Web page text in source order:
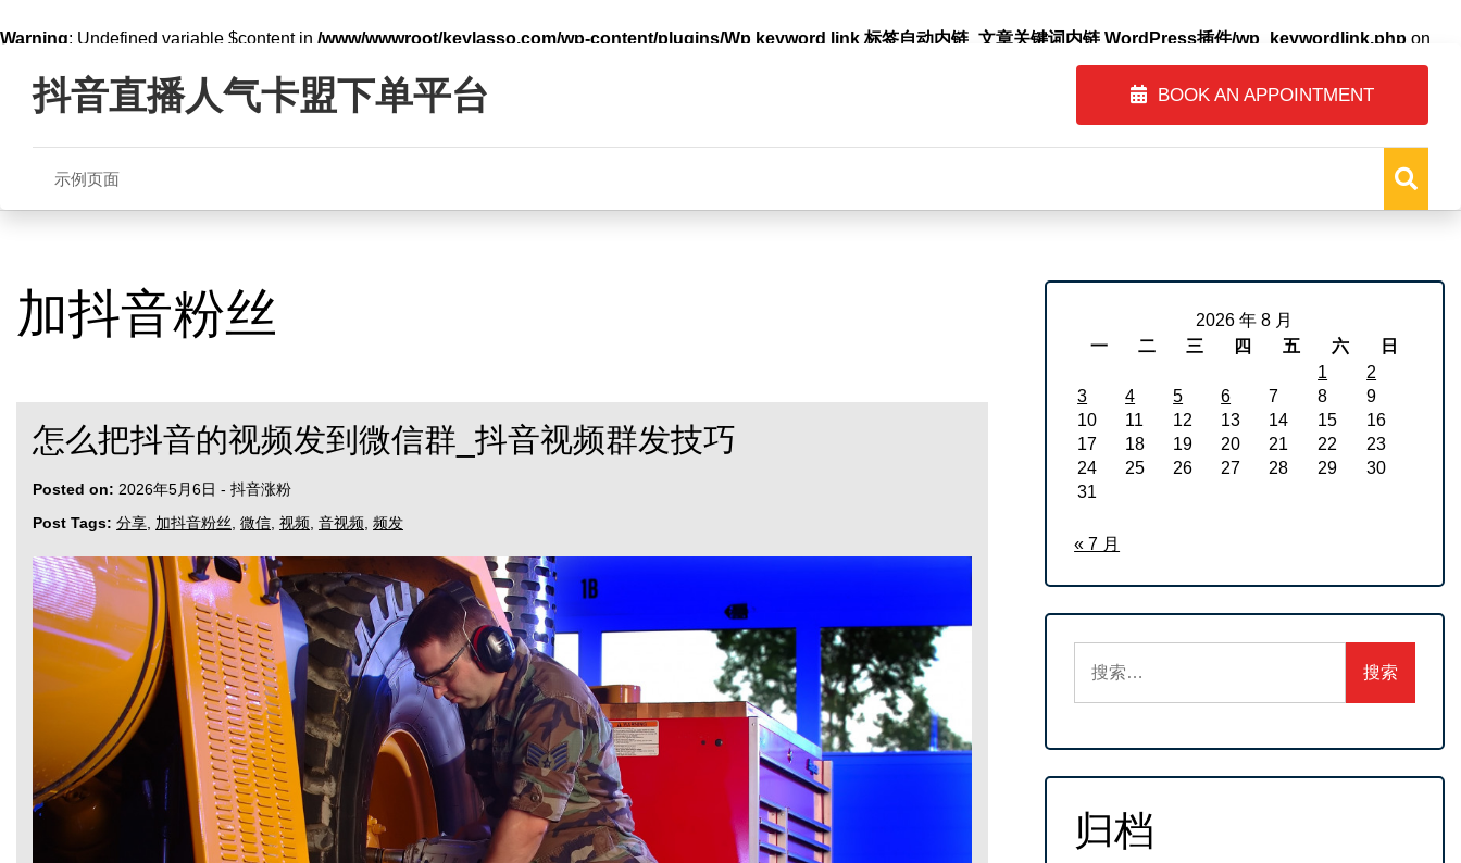
Warning: Undefined variable $content in /www/wwwroot/keylasso.com/wp-content/plugins/Wp keyword link 标签自动内链_文章关键词内链 WordPress插件/wp_keywordlink.php on
content抖音直播人气卡盟下单平台 BOOK AN APPOINTMENT
示例页面
加抖音粉丝
怎么把抖音的视频发到微信群_抖音视频群发技巧
Posted on: 2026年5月6日 - 抖音涨粉
Post Tags: 分享 加抖音粉丝 微信 视频 音视频 频发
2026 年 8 月
一
二 三 四 五 六
日
1
2
3
4 5 6 7 8
9
10
11 12 13 14 15
16
17
18 19 20 21 22
23
24
25 26 27 28 29
30
31
« 7 月
索：
归档